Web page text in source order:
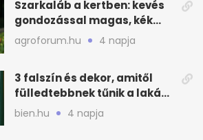
Szarkaláb a kertben: kevés
gondozással magas, kék
virágfalat ad
agroforum.hu 4 napja
3 falszín és dekor, amitől
fülledtebbnek tűnik a lakás
nyáron
bien.hu 4 napja